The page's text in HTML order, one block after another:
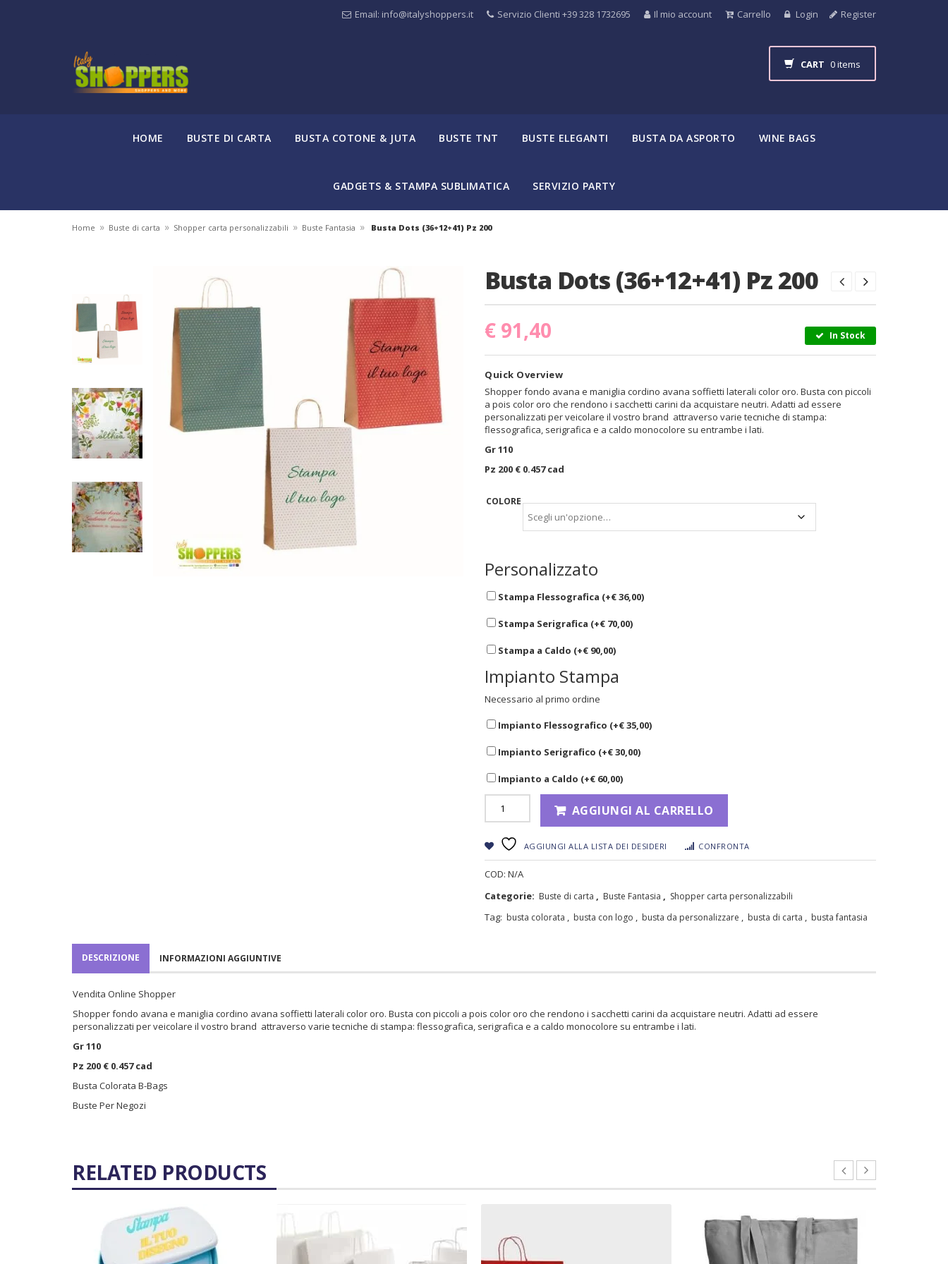
Email: info@italyshoppers.it Servizio Clienti +39 328 1732695 Il mio account Carrello Login Register
CART 0 items
HOME BUSTE DI CARTA BUSTA COTONE & JUTA BUSTE TNT BUSTE ELEGANTI BUSTA DA ASPORTO WINE BAGS
GADGETS & STAMPA SUBLIMATICA SERVIZIO PARTY
Home » Buste di carta » Shopper carta personalizzabili » Buste Fantasia » Busta Dots (36+12+41) Pz 200
Busta Dots (36+12+41) Pz 200
€ 91,40 In Stock
Quick Overview
Shopper fondo avana e maniglia cordino avana soffietti laterali color oro. Busta con piccoli
a pois color oro che rendono i sacchetti carini da acquistare neutri. Adatti ad essere
personalizzati per veicolare il vostro brand attraverso varie tecniche di stampa:
flessografica, serigrafica e a caldo monocolore su entrambe i lati.
Gr 110
Pz 200 € 0.457cad
COLORE
Personalizzato
Stampa Flessografica (+€36,00)
Stampa Serigrafica (+€ 70,00)
Stampa a Caldo (+€ 90,00)
Impianto Stampa
Necessario al primo ordine
Impianto Flessografico (+€35,00)
Impianto Serigrafico (+€30,00)
Impianto a Caldo (+€ 60,00)
AGGIUNGI AL CARRELLO
AGGIUNGI ALLA LISTA DEI DESIDERI CONFRONTA
COD: N/A
Categorie: Buste di carta Buste Fantasia Shopper carta personalizzabili
Tag: busta colorata busta con logo busta da personalizzare busta di carta busta fantasia
DESCRIZIONE INFORMAZIONI AGGIUNTIVE
Vendita Online Shopper
Shopper fondo avana e maniglia cordino avana soffietti laterali color oro. Busta con piccoli a pois color oro che rendono i sacchetti carini da acquistare neutri. Adatti ad essere
personalizzati per veicolare il vostro brand attraverso varie tecniche di stampa: flessografica, serigrafica e a caldo monocolore su entrambe i lati.
Gr 110
Pz 200 € 0.457cad
Busta Colorata B-Bags
Buste Per Negozi
RELATED PRODUCTS